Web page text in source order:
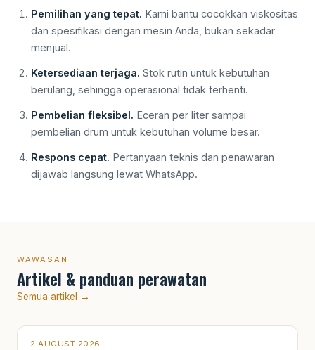
Pemilihan yang tepat. Kami bantu cocokkan viskositas
dan spesifikasi dengan mesin Anda, bukan sekadar
menjual.
Ketersediaan terjaga. Stok rutin untuk kebutuhan
berulang, sehingga operasional tidak terhenti.
Pembelian fleksibel. Eceran per liter sampai
pembelian drum untuk kebutuhan volume besar.
Respons cepat. Pertanyaan teknis dan penawaran
dijawab langsung lewat WhatsApp.
WAWASAN
Artikel & panduan perawatan
Semua artikel →
2 AUGUST 2026